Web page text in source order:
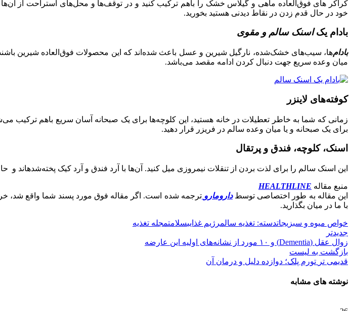
کراکر های فوق‌العاده ماهی و گیلاس خشک را باهم ترکیب کنید و در توقف‌ها و محل‌های استراحت از
خود در حال قدم زدن در نقاط دیدنی هستید بخورید.
بادام یکاسنک سالم و مقوی
بادام‌ها، سیب‌های خشک‌شده، نارگیل شیرین و عسل باعث شده‌اند که این محصولات فوق‌العاده شیرین
میان وعده سریع جهت دنبال کردن ادامه مقصد می‌باشد.
کوفته‌های لاینزر
زمانی که شما به خاطر تعطیلات در خانه هستید، این کلوچه‌ها برای یک صبحانه آسان سریع باهم ترکیب
برای یک صبحانه و یا میان وعده سالم در فریزر قرار دهید.
اسنک، کلوچه، فندق و پرتقال
این اسنک سالم را برای لذت بردن از تنقلات نیمروزی میل کنید. آن‌ها با آرد فندق و آرد کیک پخته‌شدهاند
منبع مقاله HEALTHLINE
این مقاله به طور اختصاصی توسطدارومارو ترجمه شده است. اگر مقاله فوق مورد پسند شما واقع شد،
با ما در میان بگذارید.
خواص میوه و سبزیجاتدسته: تغذیه سالمرژیم غذاییسلامتمجله تغذیه
جدیدتر
زوال عقل (Dementia) و ۱۰ مورد از نشانه‌های اولیه این عارضه
بازگشت به لیست
قدیمی تر تورم پلک؛ دوازده دلیل و درمان آن
نوشته های مشابه